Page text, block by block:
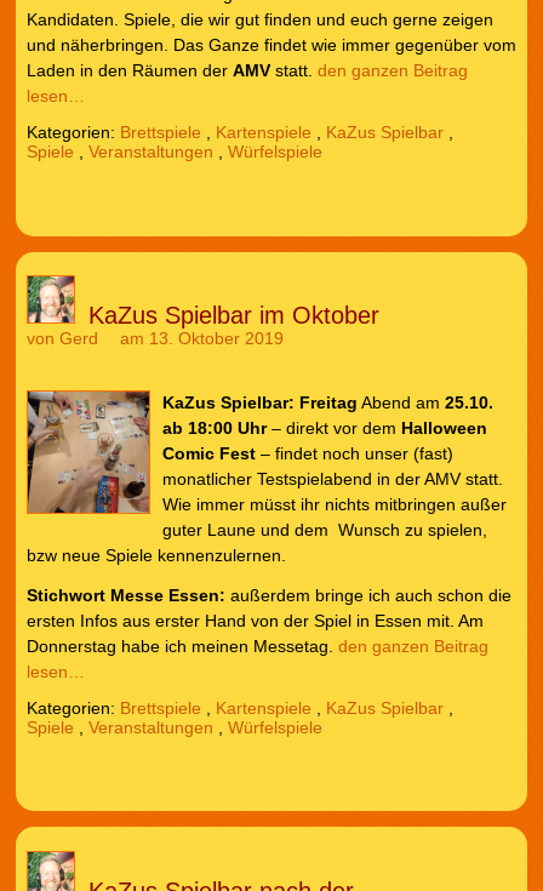
Kandidaten. Spiele, die wir gut finden und euch gerne zeigen
und näherbringen. Das Ganze findet wie immer gegenüber vom
Laden in den Räumen der AMVstatt. den ganzen Beitrag
lesen…
Kategorien: Brettspiele , Kartenspiele , KaZus Spielbar,
Spiele , Veranstaltungen , Würfelspiele
KaZus Spielbar im Oktober
von Gerd am 13. Oktober 2019
KaZus Spielbar: Freitag Abend am 25.10.
ab 18:00 Uhr– direkt vor dem Halloween
Comic Fest– findet noch unser (fast)
monatlicher Testspielabend in der AMV statt.
Wie immer müsst ihr nichts mitbringen außer
guter Laune und dem Wunsch zu spielen,
bzw neue Spiele kennenzulernen.
Stichwort Messe Essen: außerdem bringe ich auch schon die
ersten Infos aus erster Hand von der Spiel in Essen mit. Am
Donnerstag habe ich meinen Messetag. den ganzen Beitrag
lesen…
Kategorien: Brettspiele Kartenspiele KaZus Spielbar,
Spiele
Veranstaltungen Würfelspiele